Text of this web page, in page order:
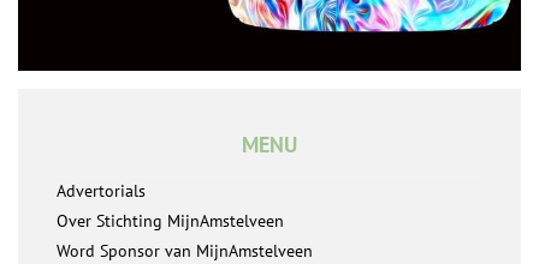
MENU
Advertorials
Over Stichting MijnAmstelveen
Word Sponsor van MijnAmstelveen